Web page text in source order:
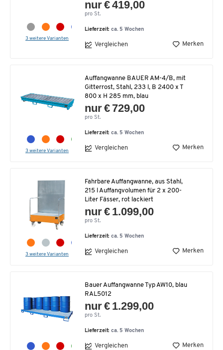
3 weitere Varianten
nur € 419,00
pro St.
Lieferzeit:ca. 5 Wochen
Vergleichen Merken
3 weitere Varianten
Auffangwanne BAUER AM-4/B, mit
Gitterrost, Stahl, 233 l, B 2400 x T
800 x H 285 mm, blau
nur € 729,00
pro St.
Lieferzeit:ca. 5 Wochen
Vergleichen Merken
3 weitere Varianten
Fahrbare Auffangwanne, aus Stahl,
215 l Auffangvolumen für 2 x 200-
Liter Fässer, rot lackiert
nur € 1.099,00
pro St.
Lieferzeit:ca. 5 Wochen
Vergleichen Merken
Bauer Auffangwanne Typ AW10, blau
RAL5012
nur € 1.299,00
pro St.
Lieferzeit:ca. 5 Wochen
Vergleichen Merken